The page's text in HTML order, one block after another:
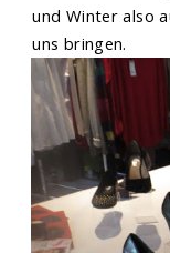
und Winter also
uns bringen.